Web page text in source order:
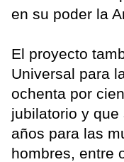
en su poder la
El proyecto
Universal para
ochenta por
jubilatorio y
años para las
hombres, entre